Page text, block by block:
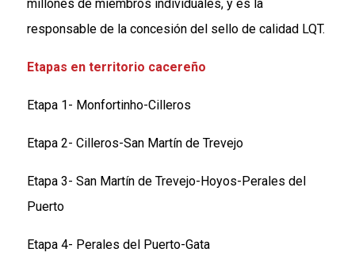
millones de miembros individuales, y es la
responsable de la concesión del sello de calidad LQT.
Etapas en territorio cacereño
Etapa 1- Monfortinho-Cilleros
Etapa 2- Cilleros-San Martín de Trevejo
Etapa 3- San Martín de Trevejo-Hoyos-Perales del
Puerto
Etapa 4- Perales del Puerto-Gata